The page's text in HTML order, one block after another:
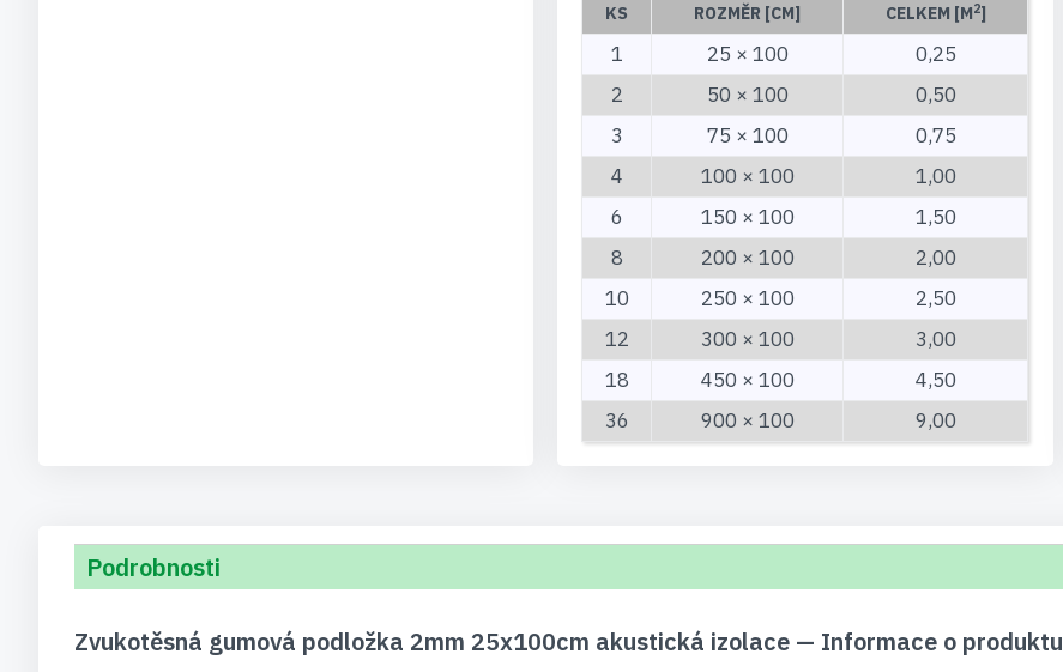
KS ROZMĚR [CM] CELKEM [M2]
1 25 × 100
0,25
2
50 × 100
0,50
3
75 × 100
0,75
4
100 × 100
1,00
6
150 × 100
1,50
8
200 × 100
2,00
10
250 × 100
2,50
12
300 × 100
3,00
18
450 × 100
4,50
36
900 × 100 9,00
Podrobnosti
Zvukotěsná gumová podložka 2mm 25x100cm akustická izolace — Informace o produktu